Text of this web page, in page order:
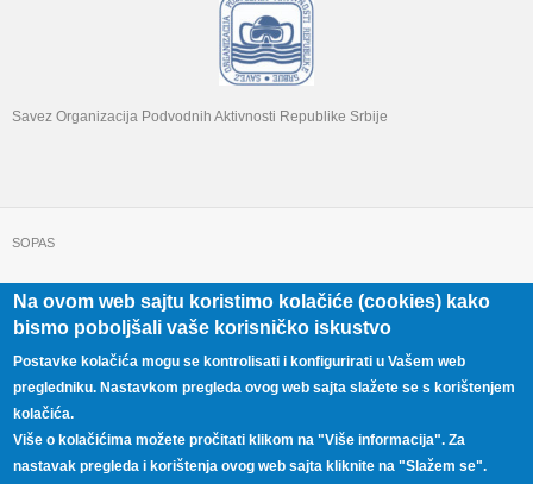
Savez Organizacija Podvodnih Aktivnosti Republike Srbije
SOPAS
+381 11 322 22 32 Beograd, Beogradska 71
Na ovom web sajtu koristimo kolačiće (cookies) kako
bismo poboljšali vaše korisničko iskustvo
Postavke kolačića mogu se kontrolisati i konfigurirati u Vašem web
pregledniku. Nastavkom pregleda ovog web sajta slažete se s korištenjem
kolačića.
Više o kolačićima možete pročitati klikom na "Više informacija". Za
nastavak pregleda i korištenja ovog web sajta kliknite na "Slažem se".